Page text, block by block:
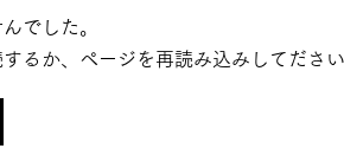
』ができるまで
でした。
るか、ページを再読み込みしてださい